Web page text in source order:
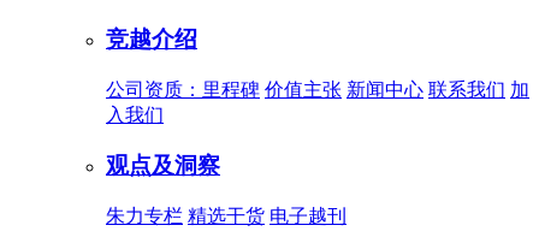
竞越介绍
公司资质：里程碑 价值主张 新闻中心 联系我们 加
入我们
观点及洞察
朱力专栏 精选干货 电子越刊